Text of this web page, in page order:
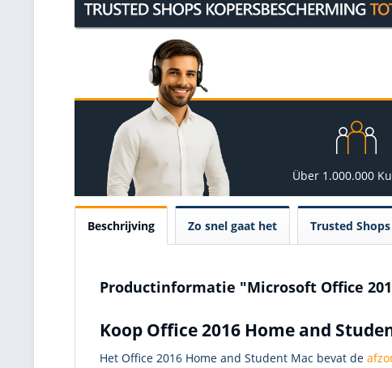
Über 1.000.000
Beschrijving Zo snel gaat het Trusted
Productinformatie "Microsoft Office
Koop Office 2016 Home and
Het Office 2016 Home and Student Mac bevat de